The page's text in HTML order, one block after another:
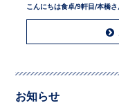
お知らせ